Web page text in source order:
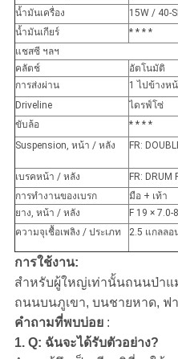
น้ำมันเครื่อง
15W / 40-
น้ำมันเกียร์
* * * *
แชสซี ฯลฯ
คลัตช์
อัตโนมัติ
การส่งผ่าน
1 ไปข้างห
Driveline
ไดรฟ์โซ่
ขับล้อ
* * * *
Suspension, หน้า / หลัง
FR:
เบรคหน้า / หลัง
FR: DRUM
การทำงานของเบรก
มือ + เท้า
ยาง, หน้า / หลัง
F 19 × 7.0-
ความจุเชื้อเพลิง / ประเภท
2.5 แกลลอ
การใช้งาน:
สำหรับผู้ใหญ่เท่านั้นถนนป่าแ
ถนนบนภูเขา, บนชายหาด, ฟ
คำถามที่พบบ่อย:
1. Q: ฉันจะได้รับตัวอย่าง?